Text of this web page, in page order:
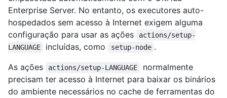
Enterprise Server. No entanto, os executores auto-
hospedados sem acesso à Internet exigem alguma
configuração para usar as ações
actions/setup-
LANGUAGE
incluídas, como setup-node .
As ações
actions/setup-LANGUAGE
normalmente
precisam ter acesso à Internet para baixar os binários
do ambiente necessários no cache de ferramentas do